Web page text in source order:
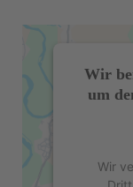
Wir
um
Wir